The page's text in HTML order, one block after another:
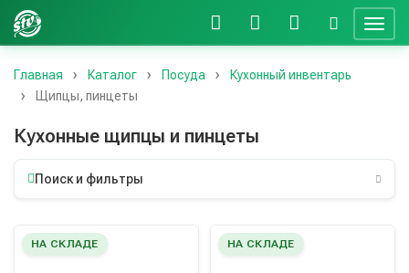
Главная Каталог Посуда
Кухонный инвентарь
Щипцы, пинцеты
Кухонные щипцы и пинцеты
Поиск и фильтры
НА СКЛАДЕ НА СКЛАДЕ